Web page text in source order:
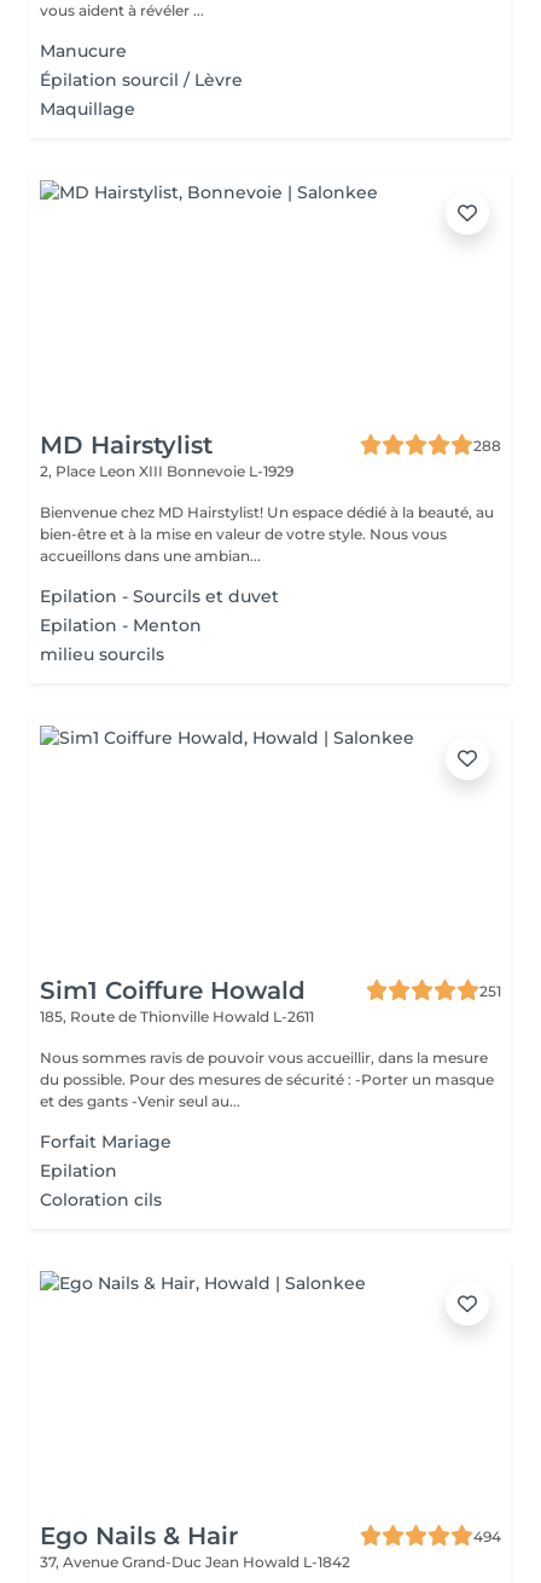
vous aident à révéler ...
Manucure
Épilation sourcil / Lèvre
Maquillage
MD Hairstylist
288
2, Place Leon XIII Bonnevoie L-1929
Bienvenue chez MD Hairstylist! Un espace dédié à la beauté, au
bien-être et à la mise en valeur de votre style. Nous vous
accueillons dans une ambian...
Epilation - Sourcils et duvet
Epilation - Menton
milieu sourcils
Sim1 Coiffure Howald
251
185, Route de Thionville Howald L-2611
Nous sommes ravis de pouvoir vous accueillir, dans la mesure
du possible. Pour des mesures de sécurité : -Porter un masque
et des gants -Venir seul au...
Forfait Mariage
Epilation
Coloration cils
Ego Nails & Hair
494
37, Avenue Grand-Duc Jean Howald L-1842